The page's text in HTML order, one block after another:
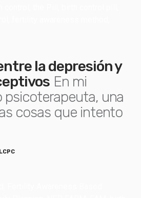
la depresión y
En mi
psicoterapeuta, una
cosas que intento